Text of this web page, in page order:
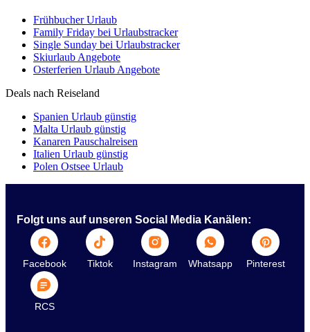
Frühbucher Urlaub
Family Friday bei Urlaubstracker
Single Sunday bei Urlaubstracker
Skiurlaub Angebote
Osterferien Urlaub Angebote
Deals nach Reiseland
Spanien Urlaub günstig
Malta Urlaub günstig
Kanaren Pauschalreisen
Italien Urlaub günstig
Polen Ostsee Urlaub